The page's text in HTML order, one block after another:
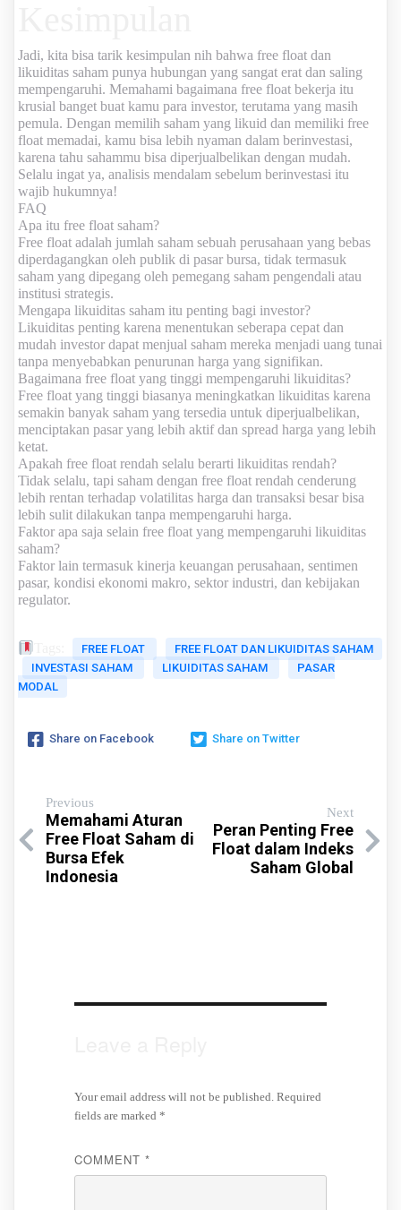
Jadi, kita bisa tarik kesimpulan nih bahwa free float dan
likuiditas saham punya hubungan yang sangat erat dan saling
mempengaruhi. Memahami bagaimana free float bekerja itu
krusial banget buat kamu para investor, terutama yang masih
pemula. Dengan memilih saham yang likuid dan memiliki free
float memadai, kamu bisa lebih nyaman dalam berinvestasi,
karena tahu sahammu bisa diperjualbelikan dengan mudah.
Selalu ingat ya, analisis mendalam sebelum berinvestasi itu
wajib hukumnya!
FAQ
Apa itu free float saham?
Free float adalah jumlah saham sebuah perusahaan yang bebas
diperdagangkan oleh publik di pasar bursa, tidak termasuk
saham yang dipegang oleh pemegang saham pengendali atau
institusi strategis.
Mengapa likuiditas saham itu penting bagi investor?
Likuiditas penting karena menentukan seberapa cepat dan
mudah investor dapat menjual saham mereka menjadi uang tunai
tanpa menyebabkan penurunan harga yang signifikan.
Bagaimana free float yang tinggi mempengaruhi likuiditas?
Free float yang tinggi biasanya meningkatkan likuiditas karena
semakin banyak saham yang tersedia untuk diperjualbelikan,
menciptakan pasar yang lebih aktif dan spread harga yang lebih
ketat.
Apakah free float rendah selalu berarti likuiditas rendah?
Tidak selalu, tapi saham dengan free float rendah cenderung
lebih rentan terhadap volatilitas harga dan transaksi besar bisa
lebih sulit dilakukan tanpa mempengaruhi harga.
Faktor apa saja selain free float yang mempengaruhi likuiditas
saham?
Faktor lain termasuk kinerja keuangan perusahaan, sentimen
pasar, kondisi ekonomi makro, sektor industri, dan kebijakan
regulator.
FREE FLOAT
FREE FLOAT DAN LIKUIDITAS SAHAM
INVESTASI SAHAM
LIKUIDITAS SAHAM
PASAR
MODAL
Share on Facebook Share on Twitter
Previous
Memahami Aturan
Free Float Saham di
Bursa Efek
Indonesia
Next
Peran Penting Free
Float dalam Indeks
Saham Global
Your email address will not be published. Required
fields are marked *
COMMENT *